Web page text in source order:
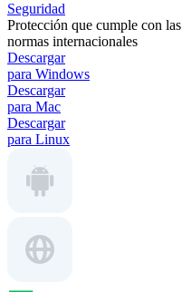
Seguridad
Protección que cumple con las
normas internacionales
Descargar
para Windows
Descargar
para Mac
Descargar
para Linux